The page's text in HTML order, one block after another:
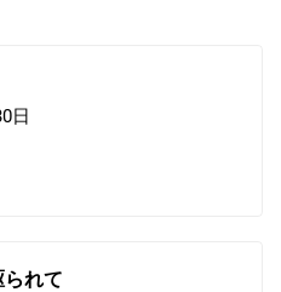
日
られて